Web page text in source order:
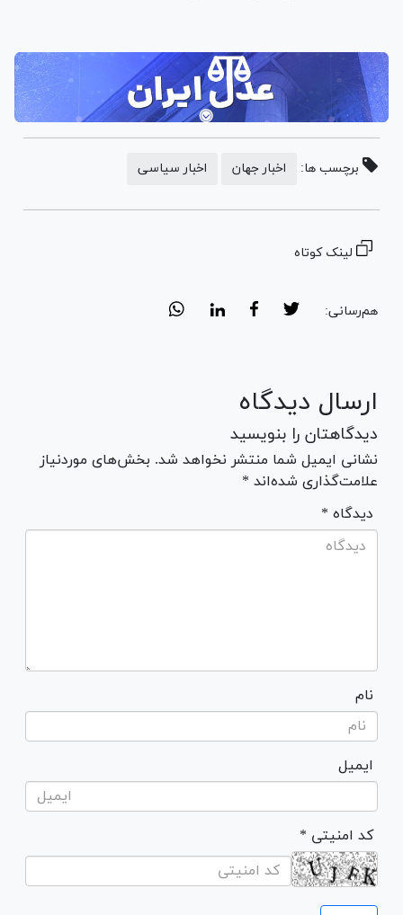
برچسب ها: اخبار جهان اخبار سیاسی
لینک کوتاه
هم‌رسانی:
ارسال دیدگاه
دیدگاهتان را بنویسید
نشانی ایمیل شما منتشر نخواهد شد. بخش‌های موردنیاز
علامت‌گذاری شده‌اند *
* دیدگاه
نام
ایمیل
* کد امنیتی